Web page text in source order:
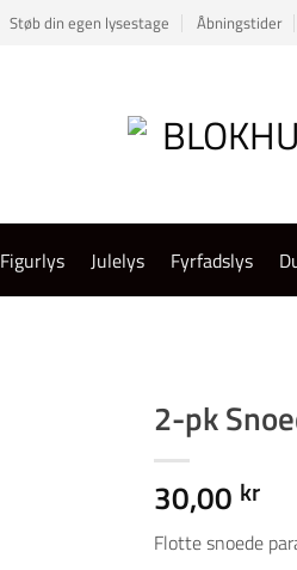
Støb din egen lysestage Åbningstider
Figurlys Julelys Fyrfadslys
2-pk
30,00 kr
Flotte snoede